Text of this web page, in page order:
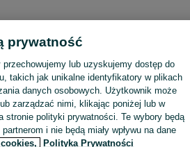
prywatność
przechowujemy lub uzyskujemy dostęp do
takich jak unikalne identyfikatory w plikach
danych osobowych. Użytkownik może
zarządzać nimi, klikając poniżej lub w
stronie polityki prywatności. Te wybory będą
i nie będą miały wpływu na dane
Polityka Prywatności